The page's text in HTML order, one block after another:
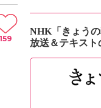
159
NHK「きょうの
放送＆テキスト